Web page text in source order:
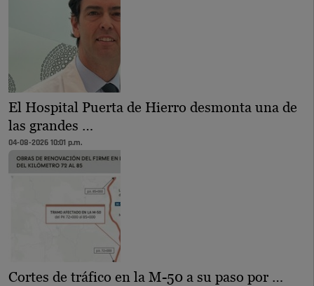
El Hospital Puerta de Hierro desmonta una de
las grandes …
04-08-2026 10:01 p.m.
Cortes de tráfico en la M-50 a su paso por …